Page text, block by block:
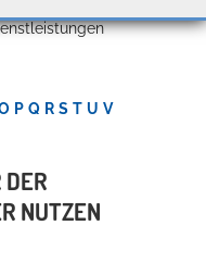
P Q R S T U V
NUTZEN